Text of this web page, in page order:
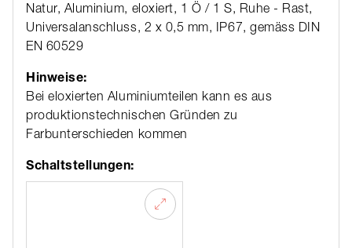
Natur, Aluminium, eloxiert, 1 Ö / 1 S, Ruhe - Rast,
Universalanschluss, 2 x 0,5 mm, IP67, gemäss DIN
EN 60529
Hinweise:
Bei eloxierten Aluminiumteilen kann es aus
produktionstechnischen Gründen zu
Farbunterschieden kommen
Schaltstellungen: